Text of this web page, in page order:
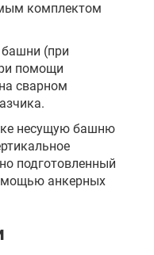
комплектом
башни (при
помощи
сварном
несущую башню
подготовленный
анкерных